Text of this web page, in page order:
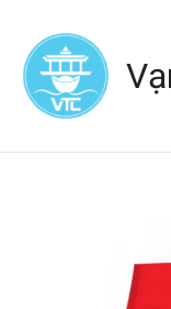
dung